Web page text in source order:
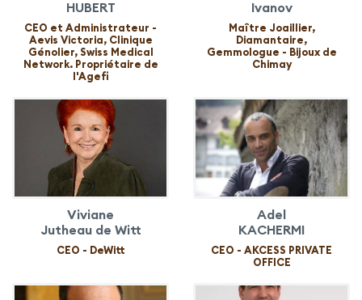
HUBERT
CEO et Administrateur -
Aevis Victoria, Clinique
Génolier, Swiss Medical
Network. Propriétaire de
l'Agefi
Ivanov
Maître Joaillier,
Diamantaire,
Gemmologue - Bijoux de
Chimay
Viviane
Jutheau de Witt
CEO - DeWitt
Adel
KACHERMI
CEO - AKCESS PRIVATE
OFFICE